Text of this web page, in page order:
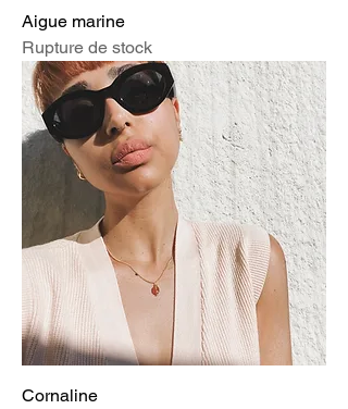
Aigue marine
Rupture de stock
Cornaline